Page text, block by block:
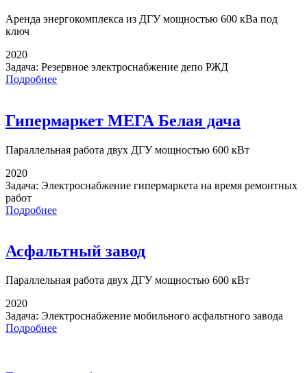
Аренда энергокомплекса из ДГУ мощностью 600 кВа под
ключ
2020
Задача: Резервное электроснабжение депо РЖД
Подробнее
Гипермаркет МЕГА Белая дача
Параллельная работа двух ДГУ мощностью 600 кВт
2020
Задача: Электроснабжение гипермаркета на время ремонтных
работ
Подробнее
Асфальтный завод
Параллельная работа двух ДГУ мощностью 600 кВт
2020
Задача: Электроснабжение мобильного асфальтного завода
Подробнее